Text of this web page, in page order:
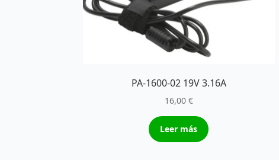
PA-1600-02 19V 3.16A
16,00 €
Leer más